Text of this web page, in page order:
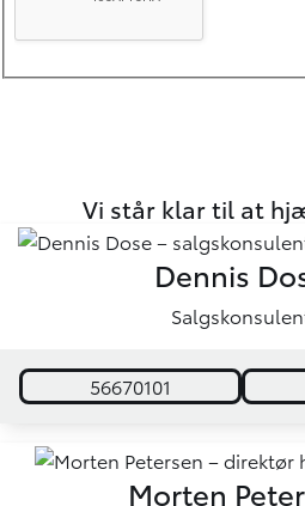
Vi står klar til at
Dennis
56670101
Morten